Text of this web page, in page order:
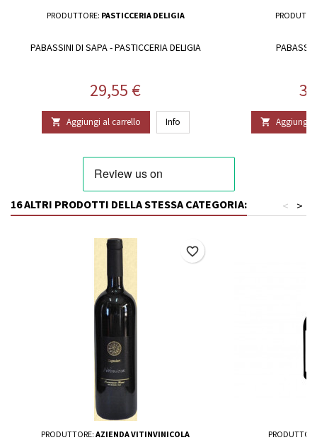
PRODUTTORE: PASTICCERIA DELIGIA
PABASSINI DI SAPA - PASTICCERIA DELIGIA
Prezzo
29,55 €
 Aggiungi al carrello Info  Aggiungi
16 ALTRI PRODOTTI DELLA STESSA CATEGORIA: >
<
PRODUTTORE: AZIENDA VITINVINICOLA
favorite_border